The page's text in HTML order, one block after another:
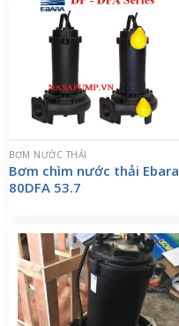
BƠM NƯỚC THẢI
Bơm chìm nước thải Ebara
80DFA 53.7